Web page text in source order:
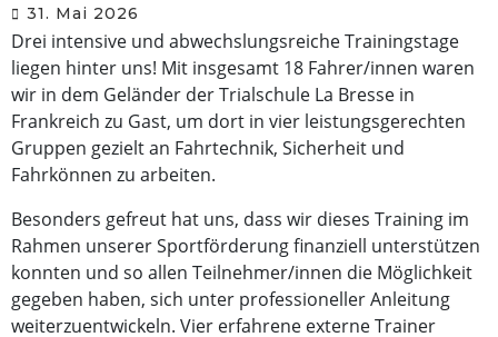
31. Mai 2026
Drei intensive und abwechslungsreiche Trainingstage
liegen hinter uns! Mit insgesamt 18 Fahrer/innen waren
wir in dem Geländer der Trialschule La Bresse in
Frankreich zu Gast, um dort in vier leistungsgerechten
Gruppen gezielt an Fahrtechnik, Sicherheit und
Fahrkönnen zu arbeiten.
Besonders gefreut hat uns, dass wir dieses Training im
Rahmen unserer Sportförderung finanziell unterstützen
konnten und so allen Teilnehmer/innen die Möglichkeit
gegeben haben, sich unter professioneller Anleitung
weiterzuentwickeln. Vier erfahrene externe Trainer